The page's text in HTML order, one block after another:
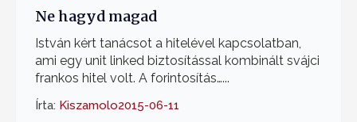
Ne hagyd magad
István kért tanácsot a hitelével kapcsolatban,
ami egy unit linked biztosítással kombinált svájci
frankos hitel volt. A forintosítás…...
Írta: Kiszamolo2015-06-11